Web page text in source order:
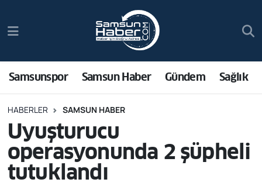
Samsunspor Samsun Haber Gündem Sağlık
HABERLER SAMSUN HABER
Uyuşturucu
operasyonunda 2 şüpheli
tutuklandı
Samsun Haber
Sağlık
Asayiş
Bilim ve Teknoloji
Trafik Durumu
Süper Lig Puan Durumu ve Fikstür
Tüm Manşetler
Son Dakika Haberleri